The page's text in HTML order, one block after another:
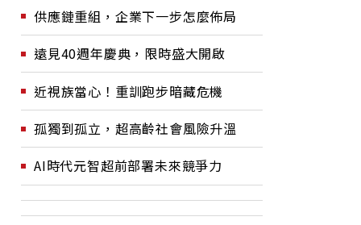
供應鏈重組，企業下一步怎麼佈局
遠見40週年慶典，限時盛大開啟
近視族當心！重訓跑步暗藏危機
孤獨到孤立，超高齡社會風險升溫
AI時代元智超前部署未來競爭力